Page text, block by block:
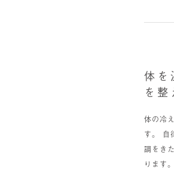
体を
を
体の冷
す。 自
調をき
ります